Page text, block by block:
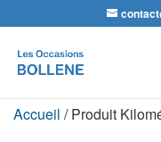
de
produits
Accueil / Produit